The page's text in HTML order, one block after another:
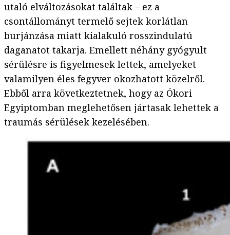
utaló elváltozásokat találtak – ez a
csontállományt termelő sejtek korlátlan
burjánzása miatt kialakuló rosszindulatú
daganatot takarja. Emellett néhány gyógyult
sérülésre is figyelmesek lettek, amelyeket
valamilyen éles fegyver okozhatott közelről.
Ebből arra következtetnek, hogy az Ókori
Egyiptomban meglehetősen jártasak lehettek a
traumás sérülések kezelésében.